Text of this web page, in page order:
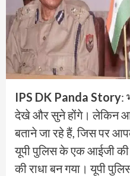
IPS DK Panda Story:
देखे और सुने होंगे। लेकिन
बताने जा रहे हैं, जिस पर
यूपी पुलिस के एक आईजी
की राधा बन गया। यूपी